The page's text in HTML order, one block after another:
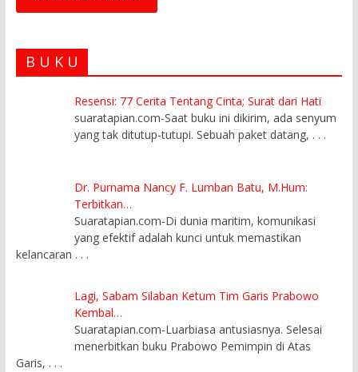
B U K U
Resensi: 77 Cerita Tentang Cinta; Surat dari Hati
suaratapian.com-Saat buku ini dikirim, ada senyum
yang tak ditutup-tutupi. Sebuah paket datang, . . .
Dr. Purnama Nancy F. Lumban Batu, M.Hum:
Terbitkan…
Suaratapian.com-Di dunia maritim, komunikasi
yang efektif adalah kunci untuk memastikan
kelancaran . . .
Lagi, Sabam Silaban Ketum Tim Garis Prabowo
Kembal…
Suaratapian.com-Luarbiasa antusiasnya. Selesai
menerbitkan buku Prabowo Pemimpin di Atas
Garis, . . .